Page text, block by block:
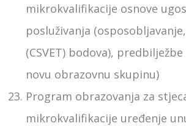
mikrokvalifikacije osnove
posluživanja (osposobljavanje,
(CSVET) bodova),
novu obrazovnu skupinu)
Program obrazovanja za
mikrokvalifikacije uređenje